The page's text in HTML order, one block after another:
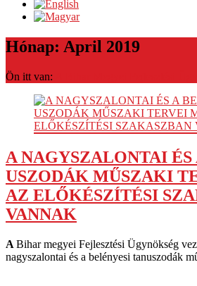
Hónap: April 2019
Ön itt van:
A NAGYSZALONTAI
USZODÁK MŰSZAKI
AZ ELŐKÉSZÍTÉSI
VANNAK
A Bihar megyei Fejlesztési Ügynökség
nagyszalontai és a belényesi tanuszodák